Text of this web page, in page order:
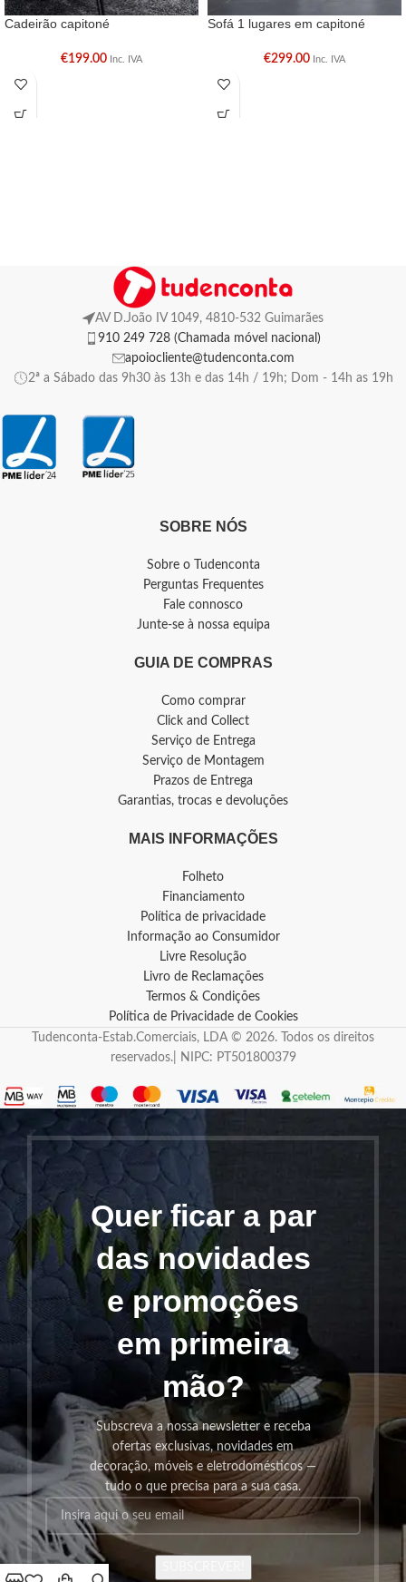
Cadeirão capitoné
€199.00 Inc. IVA
Sofá 1 lugares em capitoné
€299.00 Inc. IVA
AV D.João IV 1049, 4810-532 Guimarães
910 249 728 (Chamada móvel nacional)
apoiocliente@tudenconta.com
2ª a Sábado das 9h30 às 13h e das 14h / 19h; Dom - 14h as 19h
SOBRE NÓS
Sobre o Tudenconta
Perguntas Frequentes
Fale connosco
Junte-se à nossa equipa
GUIA DE COMPRAS
Como comprar
Click and Collect
Serviço de Entrega
Serviço de Montagem
Prazos de Entrega
Garantias, trocas e devoluções
MAIS INFORMAÇÕES
Folheto
Financiamento
Política de privacidade
Informação ao Consumidor
Livre Resolução
Livro de Reclamações
Termos & Condições
Política de Privacidade de Cookies
Tudenconta-Estab.Comerciais, LDA © 2026. Todos os direitos
reservados.| NIPC: PT501800379
Quer ficar a par
das novidades
e promoções
em primeira
mão?
Subscreva a nossa newsletter e receba
ofertas exclusivas, novidades em
decoração, móveis e eletrodomésticos —
tudo o que precisa para a sua casa.